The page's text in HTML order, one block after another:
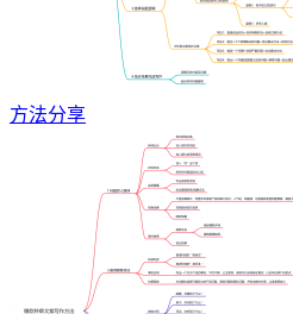
方法分享